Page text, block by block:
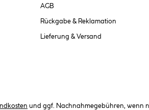
AGB
Rückgabe & Reklamation
Lieferung & Versand
und ggf. Nachnahmegebühren, wenn